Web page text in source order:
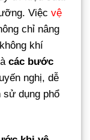
Việc vệ
chỉ nâng
khí
các bước
nghị, dễ
dụng phổ